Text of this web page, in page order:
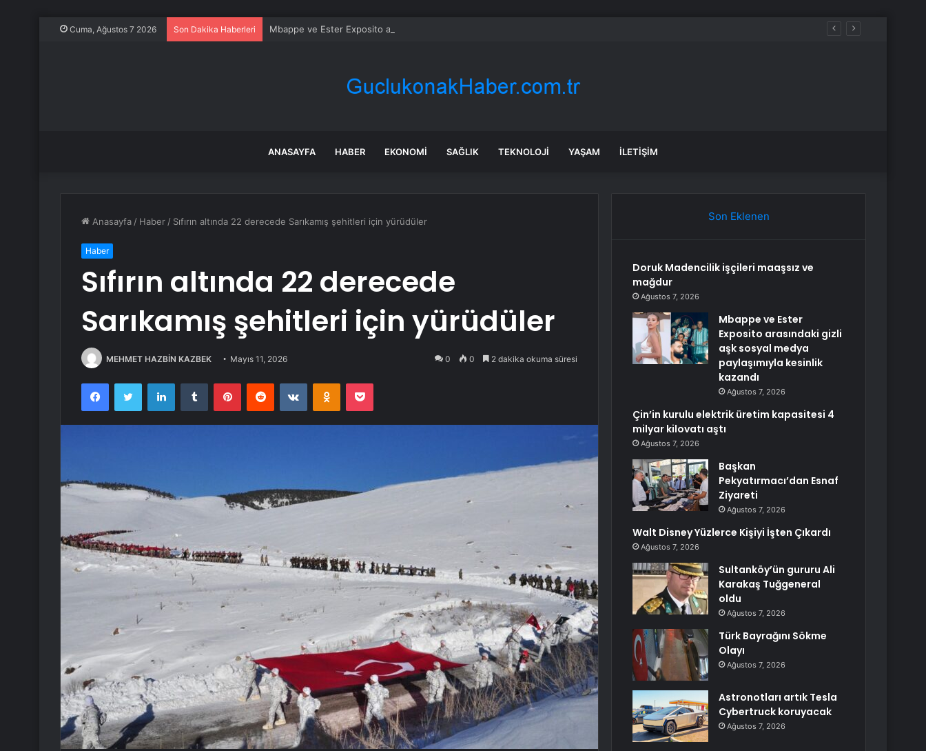
Cuma, Ağustos 7 2026 Son Dakika Haberleri Mbappe ve Ester Exposito arasındaki gizli aşk sosyal medya paylaşımıyla kesinlik kazandı
ANASAYFA HABER EKONOMI SAĞLIK TEKNOLOJI YAŞAM İLETIŞIM
Anasayfa / Haber / Sıfırın altında 22 derecede Sarıkamış şehitleri için yürüdüler
Haber
Sıfırın altında 22 derecede
Sarıkamış şehitleri için yürüdüler
MEHMET HAZBİN KAZBEK Mayıs 11, 2026 0 0 2 dakika okuma süresi
FacebookTwitter LinkedInTumblr PinterestReddit VKontakteOdnoklassniki
Pocket
Son Eklenen
Doruk Madencilik işçileri maaşsız ve
mağdur
Ağustos 7, 2026
Mbappe ve Ester
Exposito arasındaki gizli
aşk sosyal medya
paylaşımıyla kesinlik
kazandı
Ağustos 7, 2026
Çin’in kurulu elektrik üretim kapasitesi 4
milyar kilovatı aştı
Ağustos 7, 2026
Başkan
Pekyatırmacı’dan Esnaf
Ziyareti
Ağustos 7, 2026
Walt Disney Yüzlerce Kişiyi İşten Çıkardı
Ağustos 7, 2026
Sultanköy’ün gururu Ali
Karakaş Tuğgeneral
oldu
Ağustos 7, 2026
Türk Bayrağını Sökme
Olayı
Ağustos 7, 2026
Astronotları artık Tesla
Cybertruck koruyacak
Ağustos 7, 2026